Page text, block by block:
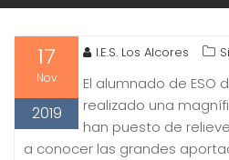
17
Nov
2019
I.E.S. Los Alcores
El alumnado de ESO
realizado una
han puesto de
a conocer las grandes